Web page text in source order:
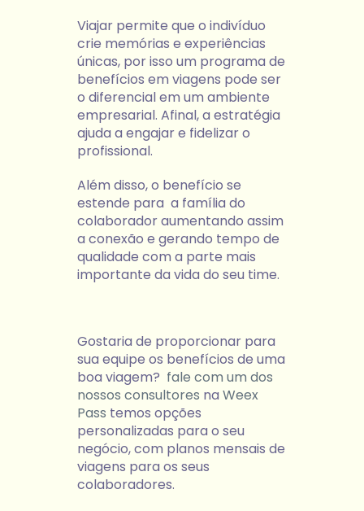
Viajar permite que o indivíduo
crie memórias e experiências
únicas, por isso um programa de
benefícios em viagens pode ser
o diferencial em um ambiente
empresarial. Afinal, a estratégia
ajuda a engajar e fidelizar o
profissional.
Além disso, o benefício se
estende para a família do
colaborador aumentando assim
a conexão e gerando tempo de
qualidade com a parte mais
importante da vida do seu time.
Gostaria de proporcionar para
sua equipe os benefícios de uma
boa viagem? fale com um dos
nossos consultores na Weex
Pass temos opções
personalizadas para o seu
negócio, com planos mensais de
viagens para os seus
colaboradores.